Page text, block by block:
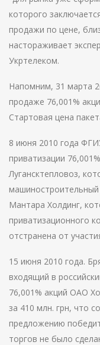
которого
продажи по цене,
настораживает
Укртелеком.
Напомним, 31 марта
продаже 76,001%
Стартовая цена
8 июня 2010 года
приватизации
Лугансктепловоз,
Мантара Холдинг,
приватизационного
отстранена от
15 июня 2010 года.
входящий в
76,001% акций ОАО
за 410 млн. грн, что
предложению
торгов не было